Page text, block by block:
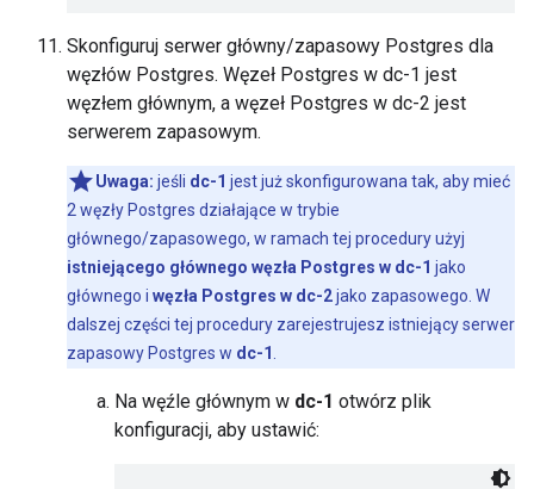
Skonfiguruj serwer główny/zapasowy Postgres dla
węzłów Postgres. Węzeł Postgres w dc-1 jest
węzłem głównym, a węzeł Postgres w dc-2 jest
serwerem zapasowym.
Uwaga: jeśli dc-1 jest już skonfigurowana tak, aby mieć
2 węzły Postgres działające w trybie
głównego/zapasowego, w ramach tej procedury użyj
istniejącego głównego węzła Postgres w dc-1 jako
głównego i węzła Postgres w dc-2jako zapasowego. W
dalszej części tej procedury zarejestrujesz istniejący serwer
zapasowy Postgres w dc-1
Na węźle głównym w dc-1 otwórz plik
konfiguracji, aby ustawić: